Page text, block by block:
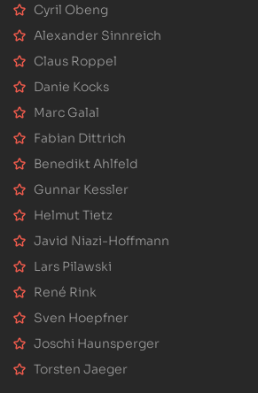
Cyril Obeng
Alexander Sinnreich
Claus Roppel
Danie Kocks
Marc Galal
Fabian Dittrich
Benedikt Ahlfeld
Gunnar Kessler
Helmut Tietz
Javid Niazi-Hoffmann
Lars Pilawski
René Rink
Sven Hoepfner
Joschi Haunsperger
Torsten Jaeger